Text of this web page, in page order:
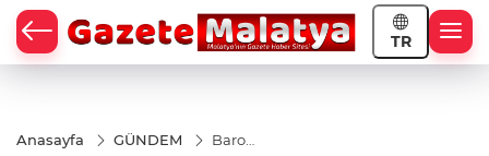
TR
Anasayfa GÜNDEM
Baro